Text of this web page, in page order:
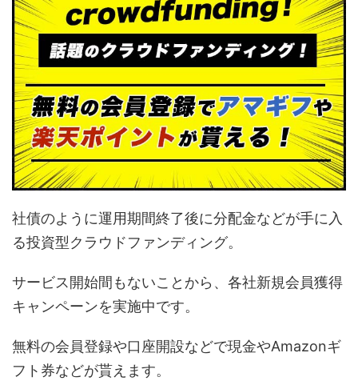
社債のように運用期間終了後に分配金などが手に入
る投資型クラウドファンディング。
サービス開始間もないことから、各社新規会員獲得
キャンペーンを実施中です。
無料の会員登録や口座開設などで現金やAmazonギ
フト券などが貰えます。